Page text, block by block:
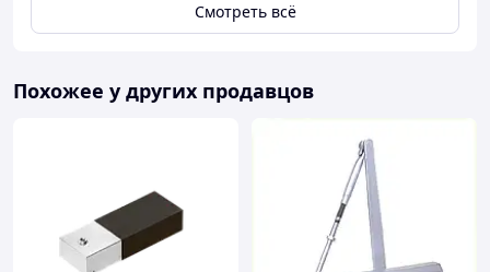
Смотреть всё
Похожее у других продавцов